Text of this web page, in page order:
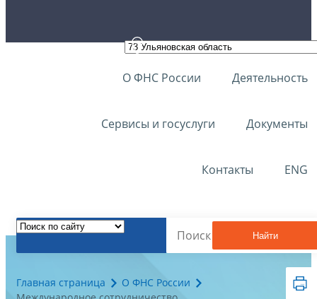
О ФНС России Деятельность
Сервисы и госуслуги Документы
Контакты ENG
Найти
Главная страница
О ФНС России